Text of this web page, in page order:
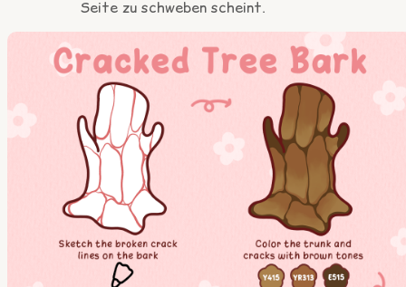
Seite zu schweben scheint.